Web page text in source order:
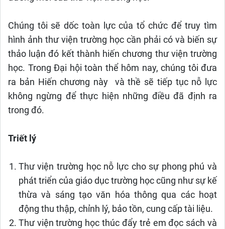
Chúng tôi sẽ dốc toàn lực của tổ chức để truy tìm
hình ảnh thư viện trường học cần phải có và biến sự
thảo luận đó kết thành hiến chương thư viện trường
học. Trong Đại hội toàn thể hôm nay, chúng tôi đưa
ra bản Hiến chương này và thề sẽ tiếp tục nỗ lực
không ngừng để thực hiện những điều đã định ra
trong đó.
Triết lý
Thư viện trường học nỗ lực cho sự phong phú và
phát triển của giáo dục trường học cũng như sự kế
thừa và sáng tạo văn hóa thông qua các hoạt
động thu thập, chỉnh lý, bảo tồn, cung cấp tài liệu.
Thư viện trường học thúc đẩy trẻ em đọc sách và